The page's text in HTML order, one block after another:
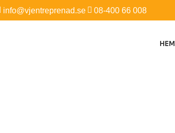
info@vjentreprenad.se 08-400 66 008
HEM